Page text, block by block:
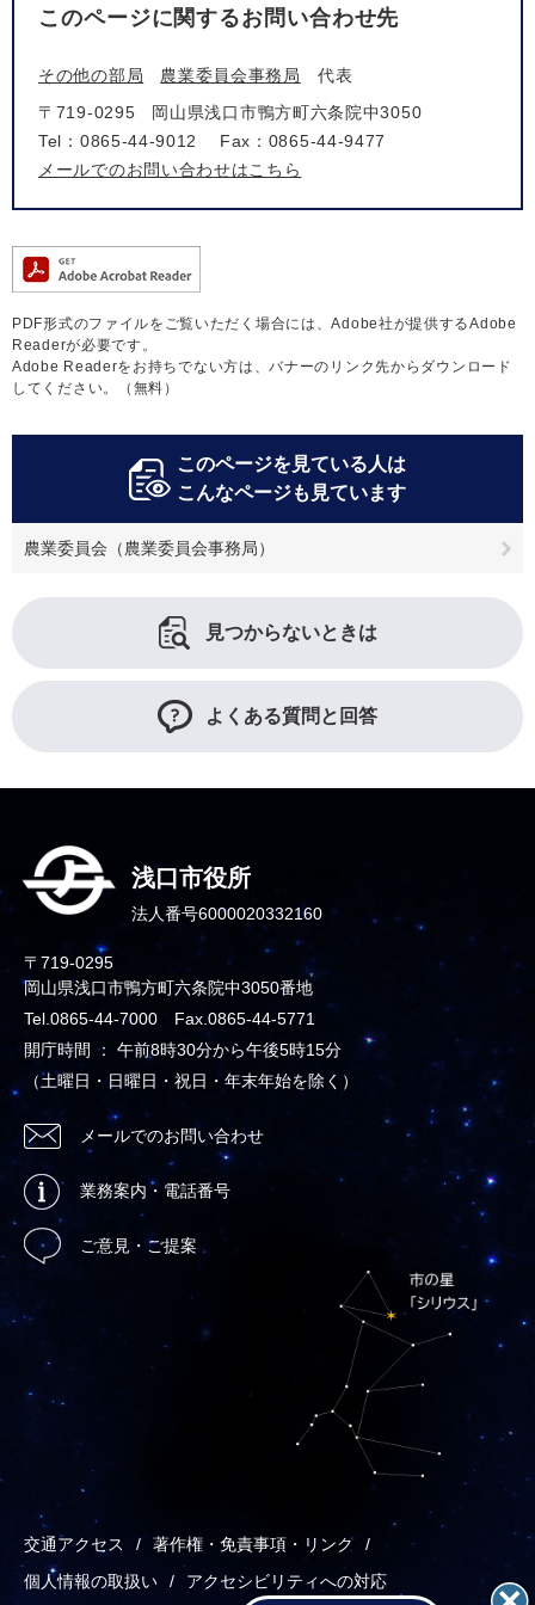
このページに関するお問い合わせ先
その他の部局 農業委員会事務局
代表
〒719-0295
岡山県浅口市鴨方町六条院中3050
Tel：0865-44-9012
Fax：0865-44-9477
メールでのお問い合わせはこちら
PDF形式のファイルをご覧いただく場合には、Adobe社が提供するAdobe
Readerが必要です。
Adobe Readerをお持ちでない方は、バナーのリンク先からダウンロード
してください。（無料）
このページを見ている人は
こんなページも見ています
農業委員会（農業委員会事務局）
見つからないときは
よくある質問と回答
浅口市役所
法人番号6000020332160
〒719-0295
岡山県浅口市鴨方町六条院中3050番地
Tel.0865-44-7000 Fax.0865-44-5771
開庁時間 ： 午前8時30分から午後5時15分
（土曜日・日曜日・祝日・年末年始を除く）
メールでのお問い合わせ
業務案内・電話番号
ご意見・ご提案
交通アクセス
著作権・免責事項・リンク
個人情報の取扱い
アクセシビリティへの対応